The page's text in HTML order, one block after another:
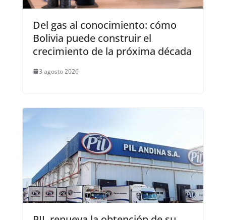
Del gas al conocimiento: cómo
Bolivia puede construir el
crecimiento de la próxima década
3 agosto 2026